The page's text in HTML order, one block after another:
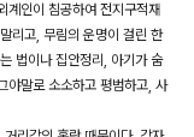
계인이 침공하여 전지구적재
리고, 무림의 운명이 걸린 한
법이나 집안정리, 아기가 숨
야말로 소소하고 평범하고, 사